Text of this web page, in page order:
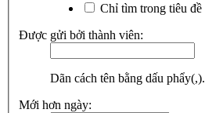
Chỉ tìm trong tiêu đề
Được gửi bởi thành viên:
Dãn cách tên bằng dấu phẩy(,).
Mới hơn ngày: